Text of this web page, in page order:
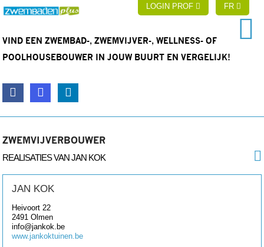
LOGIN PROF FR
VIND EEN ZWEMBAD-, ZWEMVIJVER-, WELLNESS- OF
POOLHOUSEBOUWER IN JOUW BUURT EN VERGELIJK!
ZWEMVIJVERBOUWER
REALISATIES VAN JAN KOK
JAN KOK
Heivoort 22
2491 Olmen
info@jankok.be
www.jankoktuinen.be